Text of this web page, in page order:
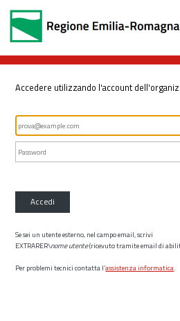
Accedere utilizzando l'account
Accedi
Se sei un utente esterno, nel campo email, scrivi
EXTRARER\nome utente(ricevuto tramite email di
Per problemi tecnici contatta l’assistenza informatica.